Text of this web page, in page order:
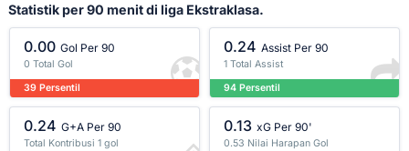
Statistik per 90 menit di liga Ekstraklasa.
0.00 Gol Per 90
0 Total Gol
39 Persentil
0.24 Assist Per 90
1 Total Assist
94 Persentil
0.24 G+A Per 90
Total Kontribusi 1 gol
0.13 xG Per 90'
0.53 Nilai Harapan Gol